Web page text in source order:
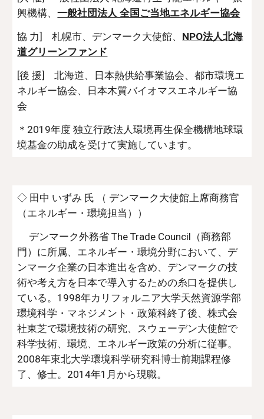
興機構、一般社団法人 全国ご当地エネルギー協会
協 力] 札幌市、デンマーク大使館、 NPO法人北海
道グリーンファンド
[後 援] 北海道、日本熱供給事業協会、都市環境エ
ネルギー協会、日本木質バイオマスエネルギー協
会
＊2019年度 独立行政法人環境再生保全機構地球環
境基金の助成を受けて実施しています。
◇ 田中 いずみ 氏 （ デンマーク大使館上席商務官
（エネルギー・環境担当））
デンマーク外務省 The Trade Council（商務部
門）に所属、エネルギー・環境分野において、デ
ンマーク企業の日本進出を含め、デンマークの技
術や考え方を日本で導入するための糸口を提供し
ている。1998年カリフォルニア大学天然資源学部
環境科学・マネジメント・政策科終了後、株式会
社東芝で環境技術の研究、スウェーデン大使館で
科学技術、環境、エネルギー政策の分析に従事。
2008年東北大学環境科学研究科博士前期課程修
了、修士。2014年1月から現職。